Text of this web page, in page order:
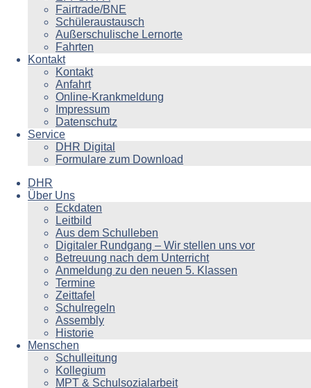
Fairtrade/BNE
Schüleraustausch
Außerschulische Lernorte
Fahrten
Kontakt
Kontakt
Anfahrt
Online-Krankmeldung
Impressum
Datenschutz
Service
DHR Digital
Formulare zum Download
DHR
Über Uns
Eckdaten
Leitbild
Aus dem Schulleben
Digitaler Rundgang – Wir stellen uns vor
Betreuung nach dem Unterricht
Anmeldung zu den neuen 5. Klassen
Termine
Zeittafel
Schulregeln
Assembly
Historie
Menschen
Schulleitung
Kollegium
MPT & Schulsozialarbeit